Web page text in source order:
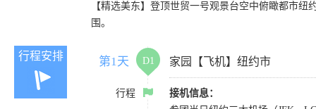
【精选美东】登顶世贸一号观景台空中俯瞰都市
围。
行程安排 第1天 D1 家园【飞机】纽约市
行程
接机信息：